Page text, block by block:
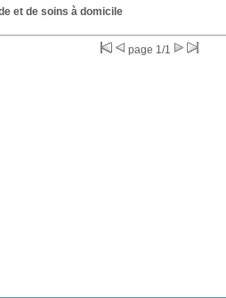
et de soins à domicile
page 1/1